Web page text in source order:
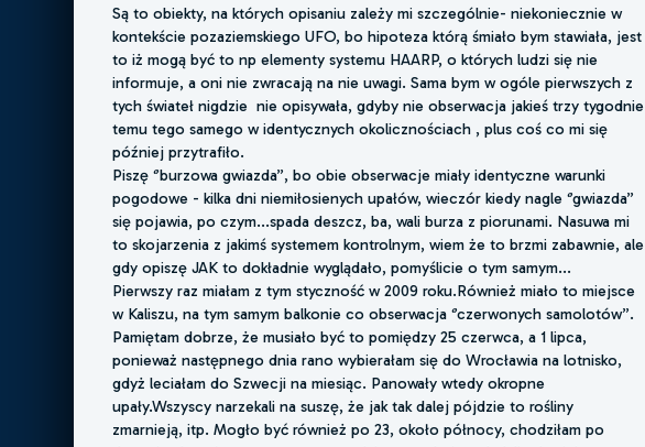
Są to obiekty, na których opisaniu zależy mi szczególnie- niekoniecznie w
kontekście pozaziemskiego UFO, bo hipoteza którą śmiało bym stawiała, jest
to iż mogą być to np elementy systemu HAARP, o których ludzi się nie
informuje, a oni nie zwracają na nie uwagi. Sama bym w ogóle pierwszych z
tych świateł nigdzie nie opisywała, gdyby nie obserwacja jakieś trzy tygodnie
temu tego samego w identycznych okolicznościach , plus coś co mi się
później przytrafiło.
Piszę ‘’burzowa gwiazda’’, bo obie obserwacje miały identyczne warunki
pogodowe - kilka dni niemiłosienych upałów, wieczór kiedy nagle ‘’gwiazda’’
się pojawia, po czym...spada deszcz, ba, wali burza z piorunami. Nasuwa mi
to skojarzenia z jakimś systemem kontrolnym, wiem że to brzmi zabawnie, ale
gdy opiszę JAK to dokładnie wyglądało, pomyślicie o tym samym...
Pierwszy raz miałam z tym styczność w 2009 roku.Również miało to miejsce
w Kaliszu, na tym samym balkonie co obserwacja ‘’czerwonych samolotów’’.
Pamiętam dobrze, że musiało być to pomiędzy 25 czerwca, a 1 lipca,
ponieważ następnego dnia rano wybierałam się do Wrocławia na lotnisko,
gdyż leciałam do Szwecji na miesiąc. Panowały wtedy okropne
upały.Wszyscy narzekali na suszę, że jak tak dalej pójdzie to rośliny
zmarnieją, itp. Mogło być również po 23, około północy, chodziłam po